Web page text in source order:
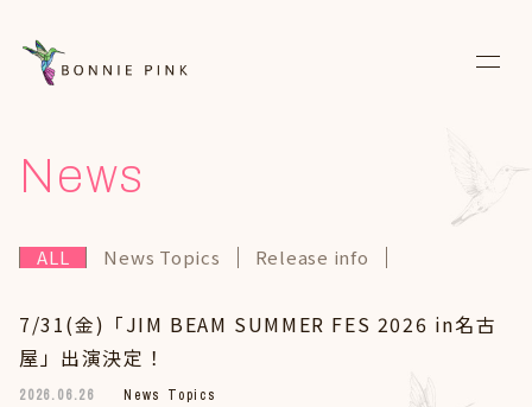
News
Live
Discography
Biography
News
ALL News Topics Release info
7/31(金)「JIM BEAM SUMMER FES 2026 in名古
屋」出演決定！
2026.06.26 News Topics